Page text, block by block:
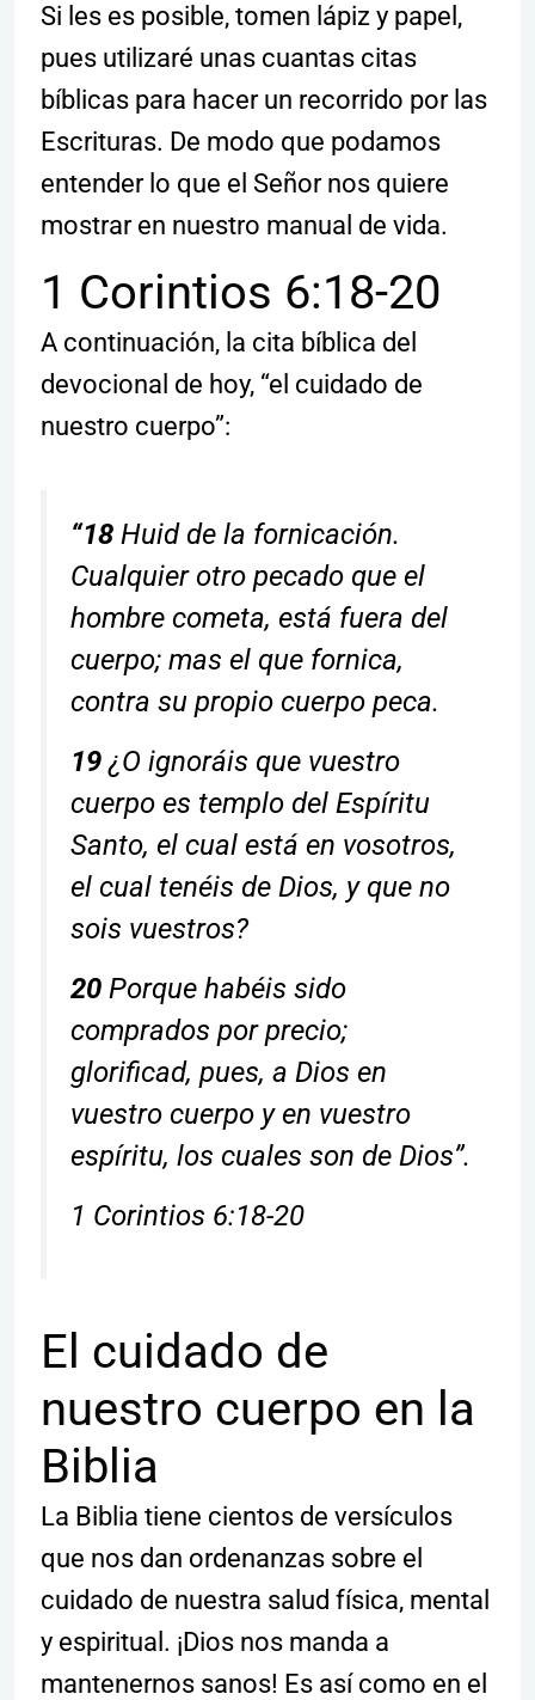
Si les es posible, tomen lápiz y papel,
pues utilizaré unas cuantas citas
bíblicas para hacer un recorrido por las
Escrituras. De modo que podamos
entender lo que el Señor nos quiere
mostrar en nuestro manual de vida.
1 Corintios 6:18-20
A continuación, la cita bíblica del
devocional de hoy, “el cuidado de
nuestro cuerpo”:
“18 Huid de la fornicación.
Cualquier otro pecado que el
hombre cometa, está fuera del
cuerpo; mas el que fornica,
contra su propio cuerpo peca.
19¿O ignoráis que vuestro
cuerpo es templo del Espíritu
Santo, el cual está en vosotros,
el cual tenéis de Dios, y que no
sois vuestros?
20 Porque habéis sido
comprados por precio;
glorificad, pues, a Dios en
vuestro cuerpo y en vuestro
espíritu, los cuales son de Dios”.
1 Corintios 6:18-20
El cuidado de
nuestro cuerpo en la
Biblia
La Biblia tiene cientos de versículos
que nos dan ordenanzas sobre el
cuidado de nuestra salud física, mental
y espiritual. ¡Dios nos manda a
mantenernos sanos! Es así como en el